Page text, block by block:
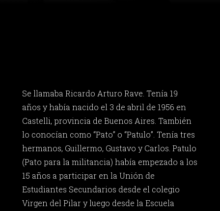
Se llamaba Ricardo Arturo Rave. Tenía 19
años y había nacido el 3 de abril de 1956 en
Castelli, provincia de Buenos Aires. También
lo conocían como “Pato” o “Patulo”. Tenía tres
hermanos, Guillermo, Gustavo y Carlos. Patulo
(Pato para la militancia) había empezado a los
15 años a participar en la Unión de
Estudiantes Secundarios desde el colegio
Virgen del Pilar y luego desde la Escuela